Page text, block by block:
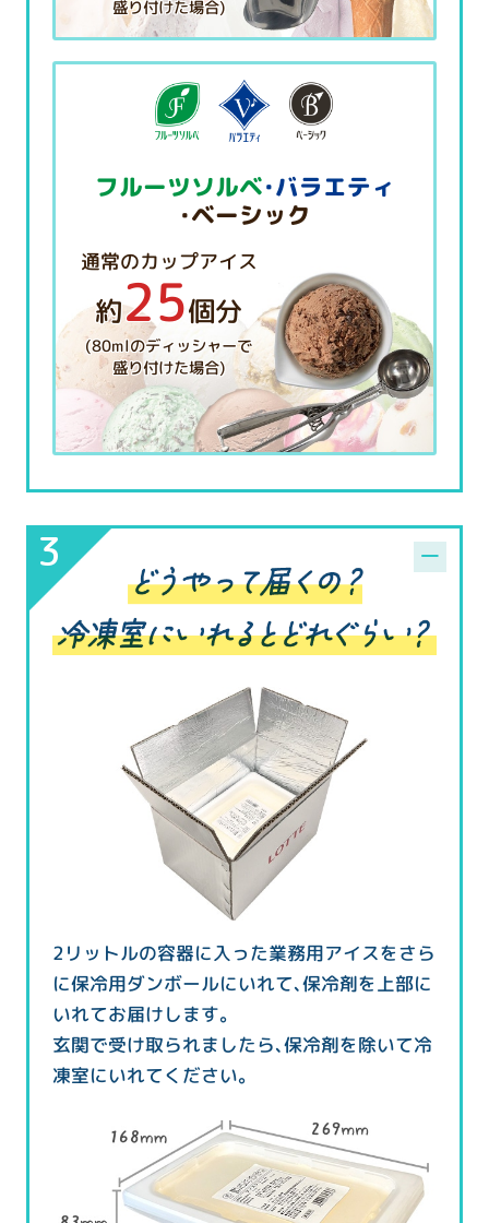
盛り付けた場合)
フルーツソルベ・バラエティ
・ベーシック
通常のカップアイス
約25個分
(80mlのディッシャーで
盛り付けた場合)
2リットルの容器に入った業務用アイスをさら
に保冷用ダンボールにいれて、保冷剤を上部に
いれてお届けします。
玄関で受け取られましたら、保冷剤を除いて冷
凍室にいれてください。